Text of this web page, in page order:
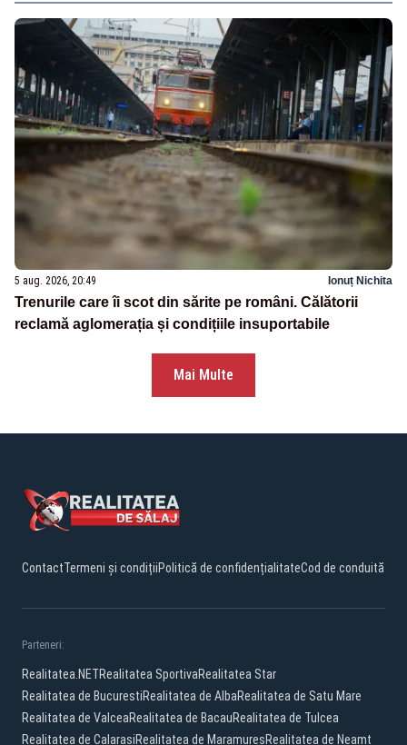
5 aug. 2026, 20:49 Ionuț Nichita
Trenurile care îi scot din sărite pe români. Călătorii
reclamă aglomerația și condițiile insuportabile
Mai Multe
ContactTermeni și condițiiPolitică de confidențialitateCod de conduită
Parteneri:
Realitatea.NETRealitatea SportivaRealitatea Star
Realitatea de BucurestiRealitatea de AlbaRealitatea de Satu Mare
Realitatea de ValceaRealitatea de BacauRealitatea de Tulcea
Realitatea de CalarasiRealitatea de MaramuresRealitatea de Neamt